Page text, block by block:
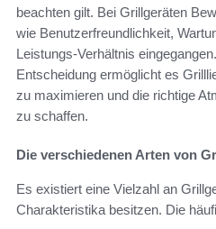
beachten gilt. Bei Grillgeräten
wie Benutzerfreundlichkeit,
Leistungs-Verhältnis
Entscheidung ermöglicht es
zu maximieren und die richtige
zu schaffen.
Die verschiedenen Arten von
Es existiert eine Vielzahl an
Charakteristika besitzen. Die